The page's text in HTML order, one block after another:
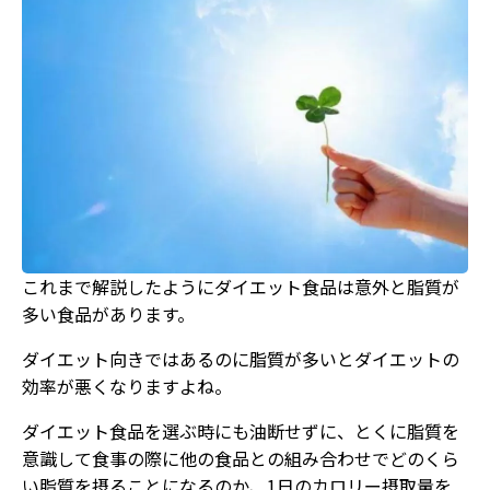
これまで解説したようにダイエット食品は意外と脂質が
多い食品があります。
ダイエット向きではあるのに脂質が多いとダイエットの
効率が悪くなりますよね。
ダイエット食品を選ぶ時にも油断せずに、とくに脂質を
意識して食事の際に他の食品との組み合わせでどのくら